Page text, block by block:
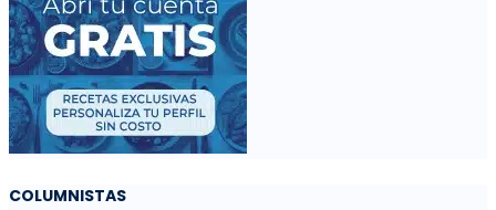
COLUMNISTAS